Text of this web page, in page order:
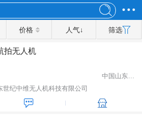
价格 人气↓ 筛选
拍无人机
中国山东省潍坊市
世纪中维无人机科技有限公司